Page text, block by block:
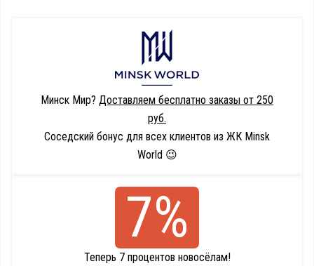
Минск Мир? Доставляем бесплатно заказы от 250
руб.
Соседский бонус для всех клиентов из ЖК Minsk
World 😉
7%
Теперь 7 процентов новосёлам!